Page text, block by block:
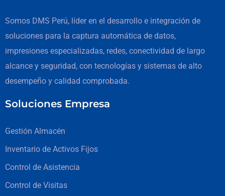
Somos DMS Perú, líder en el desarrollo e integración de
soluciones para la captura automática de datos,
impresiones especializadas, redes, conectividad de largo
alcance y seguridad, con tecnologías y sistemas de alto
desempeño y calidad comprobada.
Soluciones Empresa
Gestión Almacén
Inventario de Activos Fijos
Control de Asistencia
Control de Visitas